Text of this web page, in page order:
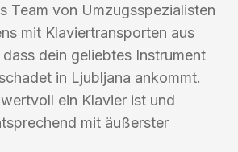
Team von Umzugsspezialisten
mit Klaviertransporten aus
dein geliebtes Instrument
in Ljubljana ankommt.
ein Klavier ist und
mit äußerster